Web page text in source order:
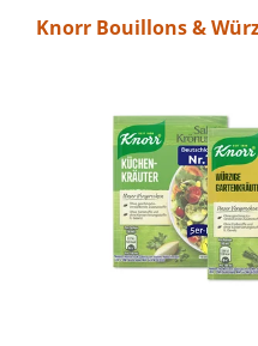
Knorr Bouillons &